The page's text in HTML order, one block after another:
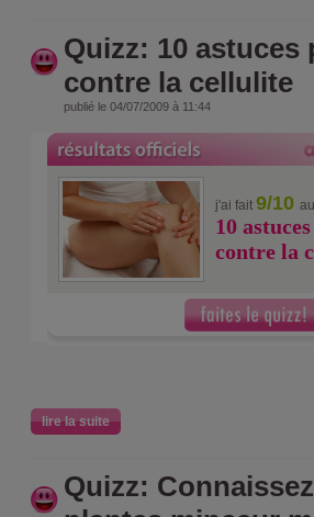
Quizz: 10
contre la cellulite
publié le 04/07/2009 à 11:44
j'ai fait 9/10
10
contre la
lire la suite
Quizz: